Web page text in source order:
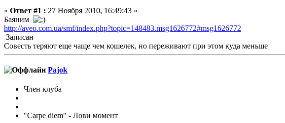
« Ответ #1 : 27 Ноября 2010, 16:49:43 »
Баяним
http://aveo.com.ua/smf/index.php?topic=148483.msg1626772#msg1626772
Записан
Совесть теряют еще чаще чем кошелек, но переживают при этом куда меньше
Pajok
Член клуба
"Carpe diem" - Лови момент